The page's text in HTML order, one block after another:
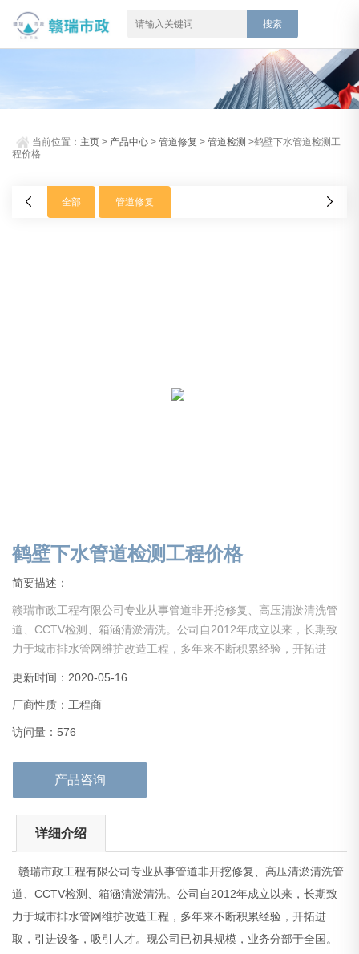
当前位置： 主页 > 产品中心 >管道修复 >管道检测 >鹤壁下水管道检测工
程价格
全部 管道修复
鹤壁下水管道检测工程价格
简要描述：
赣瑞市政工程有限公司专业从事管道非开挖修复、高压清淤清洗管
道、CCTV检测、箱涵清淤清洗。公司自2012年成立以来，长期致
力于城市排水管网维护改造工程，多年来不断积累经验，开拓进
现公司设备齐全，经验丰富，具备中大型项目管理能力。公司长期
以来在同行业里保持人才、技术、设备水平，服务于社会各界！
鹤壁下水管道检测工程价格
更新时间：2020-05-16
厂商性质：工程商
访问量：576
产品咨询
详细介绍
赣瑞市政工程有限公司专业从事管道非开挖修复、高压清淤清洗管
道、CCTV检测、箱涵清淤清洗。公司自2012年成立以来，长期致
力于城市排水管网维护改造工程，多年来不断积累经验，开拓进
取，引进设备，吸引人才。现公司已初具规模，业务分部于全国。